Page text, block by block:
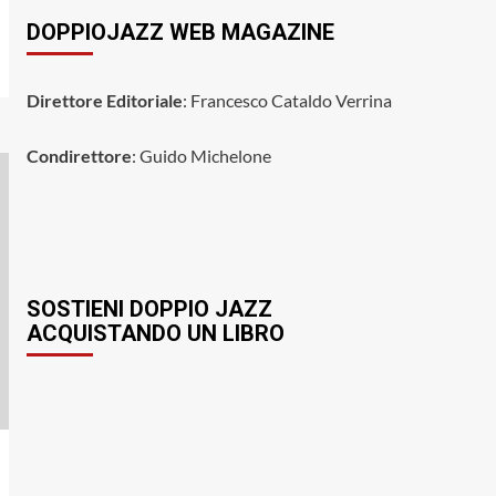
DOPPIOJAZZ WEB MAGAZINE
Direttore Editoriale: Francesco Cataldo Verrina
Condirettore: Guido Michelone
SOSTIENI DOPPIO JAZZ
ACQUISTANDO UN LIBRO